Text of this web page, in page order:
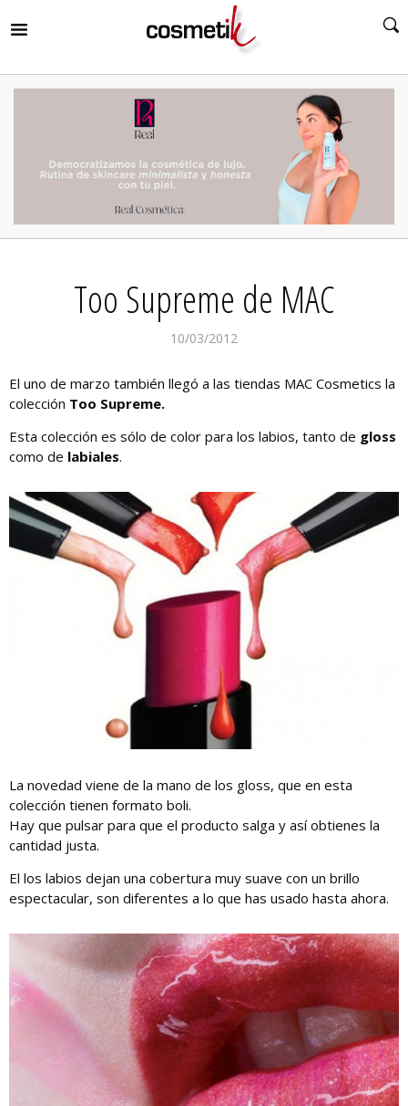
Too Supreme de MAC
10/03/2012
El uno de marzo también llegó a las tiendas MAC Cosmetics la
colección Too Supreme.
Esta colección es sólo de color para los labios, tanto de gloss
como de labiales.
La novedad viene de la mano de los gloss, que en esta
colección tienen formato boli.
Hay que pulsar para que el producto salga y así obtienes la
cantidad justa.
El los labios dejan una cobertura muy suave con un brillo
espectacular, son diferentes a lo que has usado hasta ahora.